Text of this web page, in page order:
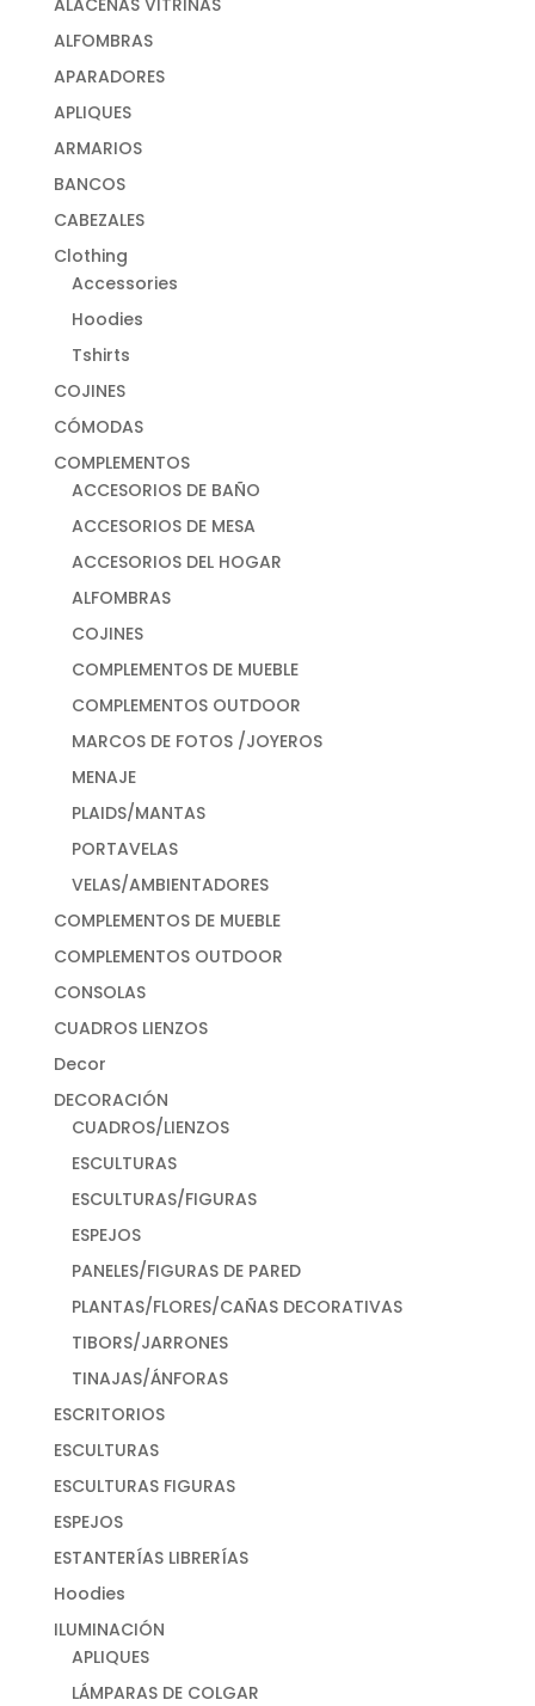
ALFOMBRAS
APARADORES
APLIQUES
ARMARIOS
BANCOS
CABEZALES
Clothing
Accessories
Hoodies
Tshirts
COJINES
CÓMODAS
COMPLEMENTOS
ACCESORIOS DE BAÑO
ACCESORIOS DE MESA
ACCESORIOS DEL HOGAR
ALFOMBRAS
COJINES
COMPLEMENTOS DE MUEBLE
COMPLEMENTOS OUTDOOR
MARCOS DE FOTOS /JOYEROS
MENAJE
PLAIDS/MANTAS
PORTAVELAS
VELAS/AMBIENTADORES
COMPLEMENTOS DE MUEBLE
COMPLEMENTOS OUTDOOR
CONSOLAS
CUADROS LIENZOS
Decor
DECORACIÓN
CUADROS/LIENZOS
ESCULTURAS
ESCULTURAS/FIGURAS
ESPEJOS
PANELES/FIGURAS DE PARED
PLANTAS/FLORES/CAÑAS DECORATIVAS
TIBORS/JARRONES
TINAJAS/ÁNFORAS
ESCRITORIOS
ESCULTURAS
ESCULTURAS FIGURAS
ESPEJOS
ESTANTERÍAS LIBRERÍAS
Hoodies
ILUMINACIÓN
APLIQUES
LÁMPARAS DE COLGAR